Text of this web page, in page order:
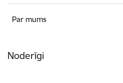
Par mums
Noderīgi